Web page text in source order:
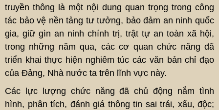
truyền thông là một nội dung quan trọng trong công
tác bảo vệ nền tảng tư tưởng, bảo đảm an ninh quốc
gia, giữ gìn an ninh chính trị, trật tự an toàn xã hội,
trong những năm qua, các cơ quan chức năng đã
triển khai thực hiện nghiêm túc các văn bản chỉ đạo
của Đảng, Nhà nước ta trên lĩnh vực này.
Các lực lượng chức năng đã chủ động nắm tình
hình, phân tích, đánh giá thông tin sai trái, xấu, độc;